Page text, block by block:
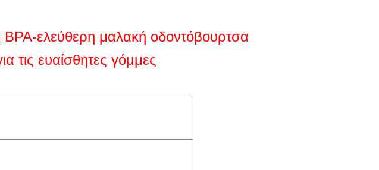
BPA-ελεύθερη μαλακή οδοντόβουρτσα
τις ευαίσθητες γόμμες